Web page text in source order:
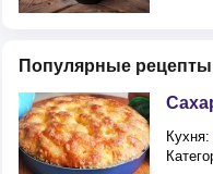
Популярные рецепты
Кухня: